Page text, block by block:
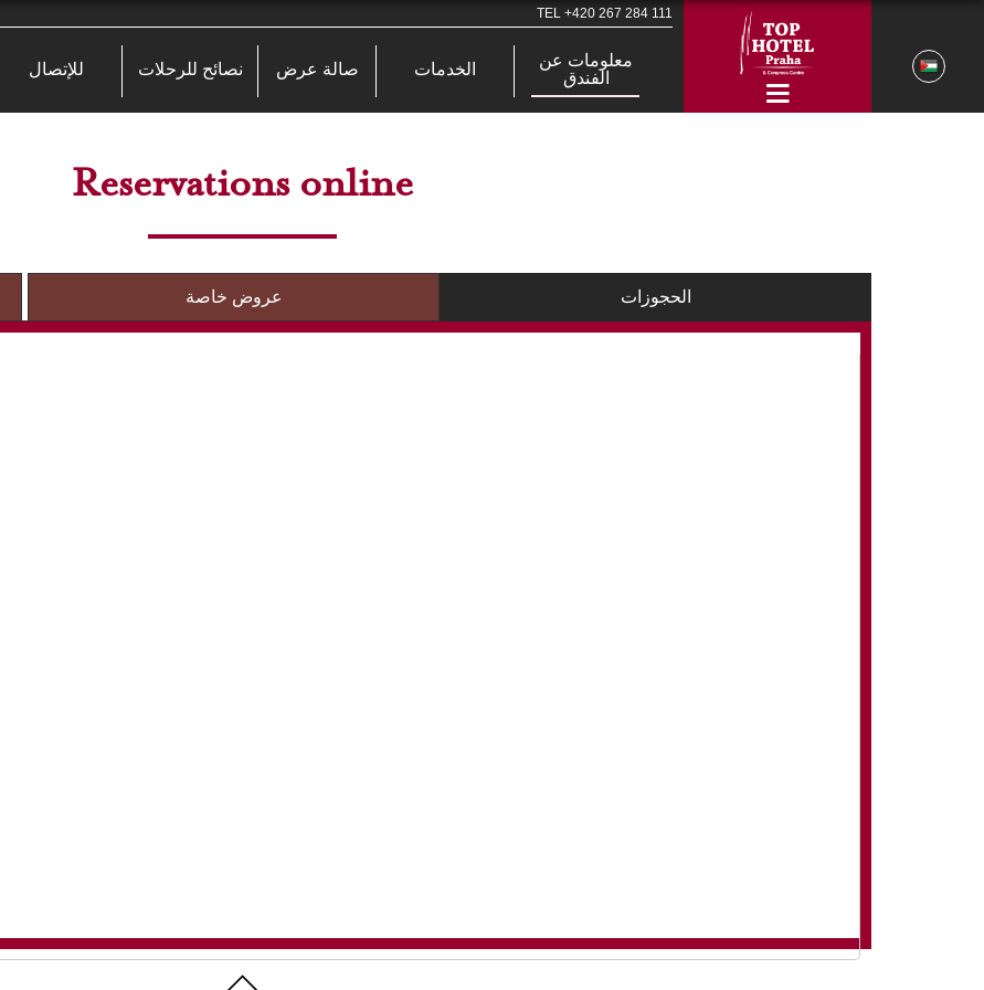
TEL +420 267 284 111
معلومات عن
الفندق
الخدمات صالة عرض نصائح للرحلات للإتصال
Reservations online
الحجوزات عروض خاصة